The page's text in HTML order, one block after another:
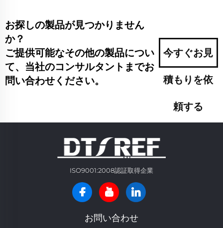
お探しの製品が見つかりません
か？
ご提供可能なその他の製品につい
て、当社のコンサルタントまでお
問い合わせください。
今すぐお見
積もりを依
頼する
ISO9001:2008認証取得企業
お問い合わせ